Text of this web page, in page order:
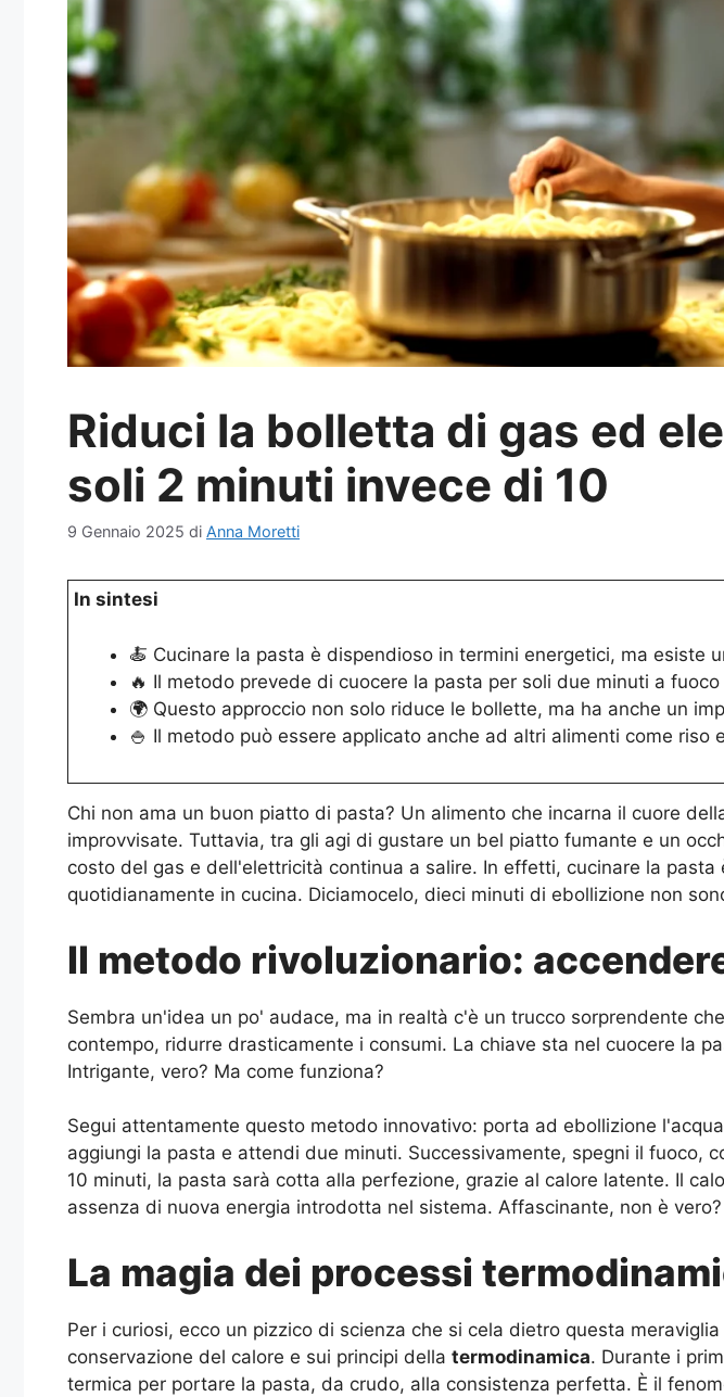
Riduci la bolletta di gas ed
soli 2 minuti invece di 10
9 Gennaio 2025 di Anna Moretti
In sintesi
🍝 Cucinare la pasta è dispendioso in termini energetici, ma esiste
🔥 Il metodo prevede di cuocere la pasta per soli due minuti a
🌍 Questo approccio non solo riduce le bollette, ma ha anche un
🍚 Il metodo può essere applicato anche ad altri alimenti come
Chi non ama un buon piatto di pasta? Un alimento che incarna il cuore
improvvisate. Tuttavia, tra gli agi di gustare un bel piatto fumante e un
costo del gas e dell'elettricità continua a salire. In effetti, cucinare la
quotidianamente in cucina. Diciamocelo, dieci minuti di ebollizione non
Il metodo rivoluzionario:
Sembra un'idea un po' audace, ma in realtà c'è un trucco sorprendente
contempo, ridurre drasticamente i consumi. La chiave sta nel cuocere la
Intrigante, vero? Ma come funziona?
Segui attentamente questo metodo innovativo: porta ad ebollizione
aggiungi la pasta e attendi due minuti. Successivamente, spegni il fuoco,
10 minuti, la pasta sarà cotta alla perfezione, grazie al calore latente. Il
assenza di nuova energia introdotta nel sistema. Affascinante, non è vero?
La magia dei processi
Per i curiosi, ecco un pizzico di scienza che si cela dietro questa
conservazione del calore e sui principi della termodinamica. Durante i
termica per portare la pasta, da crudo, alla consistenza perfetta. È il